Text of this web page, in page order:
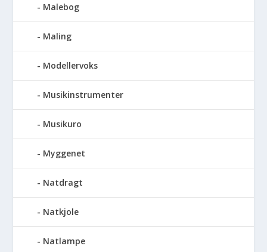
Malebog
Maling
Modellervoks
Musikinstrumenter
Musikuro
Myggenet
Natdragt
Natkjole
Natlampe